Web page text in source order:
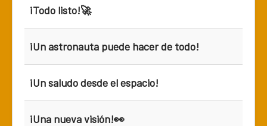
¡Todo listo!🚀
¡Un astronauta puede hacer de todo!
¡Un saludo desde el espacio!
¡Una nueva visión!👀